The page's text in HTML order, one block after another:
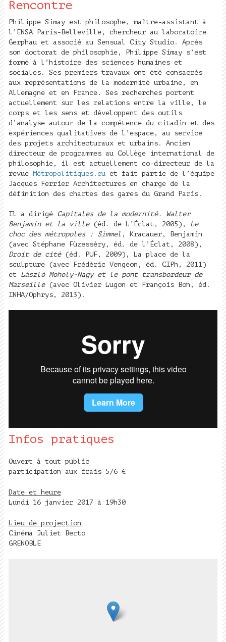
Rencontre
Philippe Simay est philosophe, maître-assistant à
l’ENSA Paris-Belleville, chercheur au laboratoire
Gerphau et associé au Sensual City Studio. Après
son doctorat de philosophie, Philippe Simay s’est
formé à l’histoire des sciences humaines et
sociales. Ses premiers travaux ont été consacrés
aux représentations de la modernité urbaine, en
Allemagne et en France. Ses recherches portent
actuellement sur les relations entre la ville, le
corps et les sens et développent des outils
d’analyse autour de la compétence du citadin et des
expériences qualitatives de l’espace, au service
des projets architecturaux et urbains. Ancien
directeur de programmes au Collège international de
philosophie, il est actuellement co-directeur de la
revue
Métropolitiques.euet fait partie de l’équipe
Jacques Ferrier Architectures en charge de la
définition des chartes des gares du Grand Paris.
Il a dirigé
Capitales de la modernité. Walter
Benjamin et la ville(éd. de L’Éclat, 2005), Le
choc des métropoles : Simmel , Kracauer, Benjamin
(avec Stéphane Füzesséry, éd. de l’Éclat, 2008),
Droit de cité(éd. PUF, 2009), La place de la
sculpture (avec Frédéric Vengeon, éd. CIPh, 2011)
et László Moholy-Nagy et le pont transbordeur de
Marseille(avec Olivier Lugon et François Bon, éd.
INHA/Ophrys, 2013).
Infos pratiques
Ouvert à tout public
participation aux frais 5/6 €
Date et heure
Lundi 16 janvier 2017 à 19h30
Lieu de projection
Cinéma Juliet Berto
GRENOBLE